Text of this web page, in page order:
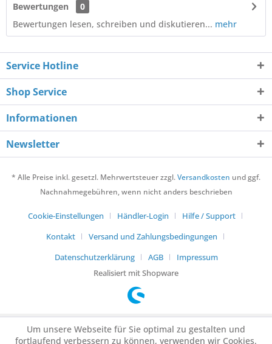
Bewertungen
0
Bewertungen lesen, schreiben und diskutieren... mehr
Service Hotline
Shop Service
Informationen
Newsletter
* Alle Preise inkl. gesetzl. Mehrwertsteuer zzgl.Versandkosten und ggf.
Nachnahmegebühren, wenn nicht anders beschrieben
Cookie-Einstellungen Händler-Login
Hilfe / Support
Kontakt
Versand und Zahlungsbedingungen
Datenschutzerklärung
AGB
Impressum
Realisiert mit Shopware
Um unsere Webseite für Sie optimal zu gestalten und
fortlaufend verbessern zu können, verwenden wir Cookies.